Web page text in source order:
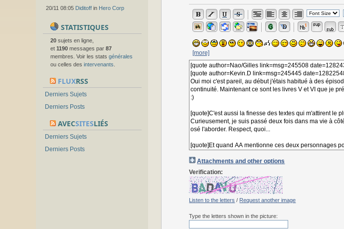
20/11 08:05 Diditoff in Hero Corp
STATISTIQUES
20 sujets en ligne,
et 1190 messages par 87
membres. Voir les stats générales
ou celles des intervenants
FLUXRSS
Derniers Sujets
Derniers Posts
AVECSITESLIÉS
Derniers Sujets
Derniers Posts
[more]
Attachments and other options
Verification:
Listen to the letters / Request another image
Type the letters shown in the picture: